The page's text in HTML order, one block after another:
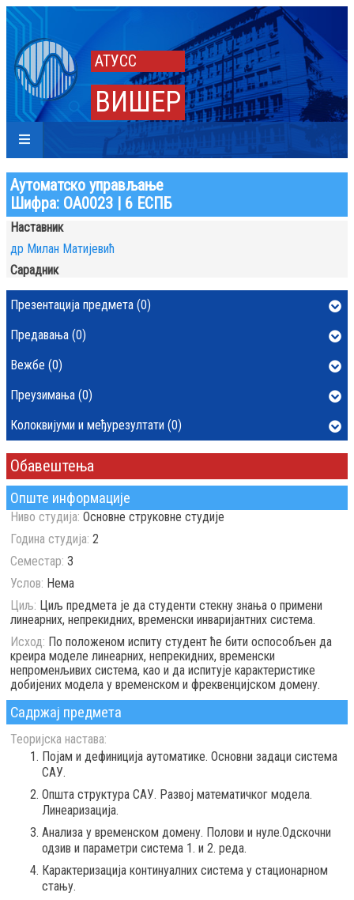
АТУСС
ВИШЕР
Аутоматско управљање
Шифра: ОА0023 | 6 ЕСПБ
Опште информације
Ниво студија: Основне струковне студије
Година студија: 2
Семестар: 3
Услов: Нема
Циљ: Циљ предмета је да студенти стекну знања о примени
линеарних, непрекидних, временски инваријантних система.
Исход: По положеном испиту студент ће бити оспособљен да
креира моделе линеарних, непрекидних, временски
непроменљивих система, као и да испитује карактеристике
добијених модела у временском и фреквенцијском домену.
Садржај предмета
Теоријска настава:
Појам и дефиниција аутоматике. Основни задаци система
САУ.
Општа структура САУ. Развој математичког модела.
Линеаризација.
Анализа у временском домену. Полови и нуле.Одскочни
одзив и параметри система 1. и 2. реда.
Карактеризација континуалних система у стационарном
стању.
Наставник
др Милан Матијевић
Сарадник
Презентација предмета (0)
Предавања (0)
Вежбе (0)
Преузимања (0)
Колоквијуми и међурезултати (0)
Обавештења